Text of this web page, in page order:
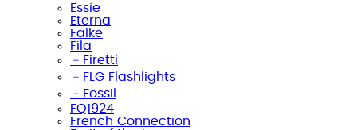
Essie
Eterna
Falke
Fila
﹢ Firetti
﹢ FLG Flashlights
﹢ Fossil
FQ1924
French Connection